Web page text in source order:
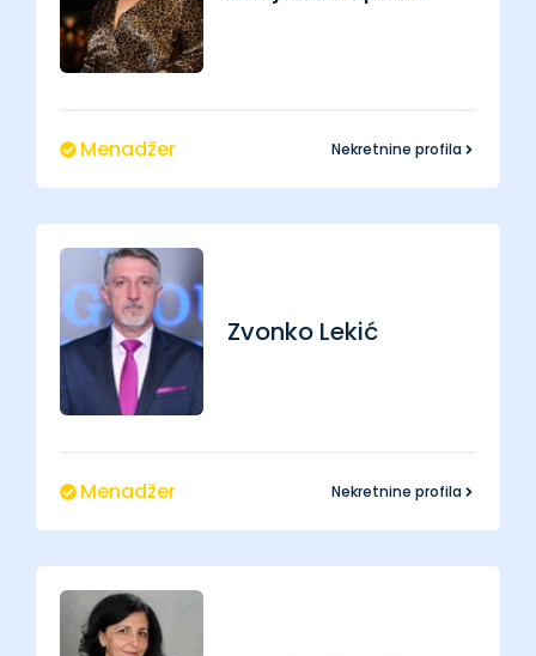
Menadžer Nekretnine profila
Zvonko Lekić
Menadžer Nekretnine profila